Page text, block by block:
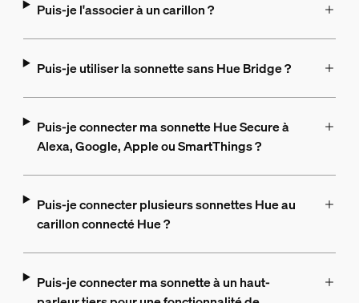
Puis-je l'associer à un carillon ?
Puis-je utiliser la sonnette sans Hue Bridge ?
Puis-je connecter ma sonnette Hue Secure à
Alexa, Google, Apple ou SmartThings ?
Puis-je connecter plusieurs sonnettes Hue au
carillon connecté Hue ?
Puis-je connecter ma sonnette à un haut-